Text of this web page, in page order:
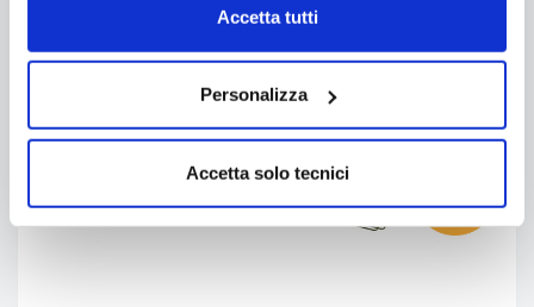
Accetta tutti
Personalizza
Accetta solo tecnici